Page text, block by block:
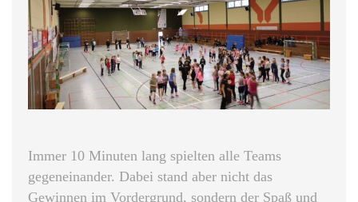
Immer 10 Minuten lang spielten alle Teams
gegeneinander. Dabei stand aber nicht das
Gewinnen im Vordergrund, sondern der Spaß und